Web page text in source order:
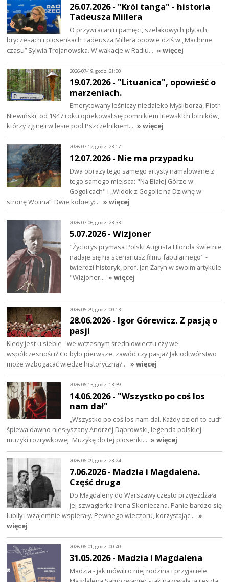
26.07.2026 - "Król tanga" - historia
Tadeusza Millera
O przywracaniu pamięci, szelakowych płytach,
bryczesach i piosenkach Tadeusza Millera opowie dziś w „Machinie
czasu” Sylwia Trojanowska. W wakacje w Radiu… » więcej
2026-07-19, godz. 21:00
19.07.2026 - "Lituanica", opowieść o
marzeniach.
Emerytowany leśniczy niedaleko Myśliborza, Piotr
Niewiński, od 1947 roku opiekował się pomnikiem litewskich lotników,
którzy zginęli w lesie pod Pszczelnikiem… » więcej
2026-07-12, godz. 23:17
12.07.2026 - Nie ma przypadku
Dwa obrazy tego samego artysty namalowane z
tego samego miejsca: "Na Białej Górze w
Gogolicach" i „Widok z Gogolic na Dziwnę w
stronę Wolina”. Dwie kobiety:… » więcej
2026-07-06, godz. 23:33
5.07.2026 - Wizjoner
"Życiorys prymasa Polski Augusta Hlonda świetnie
nadaje się na scenariusz filmu fabularnego" -
twierdzi historyk, prof. Jan Żaryn w swoim artykule
"Wizjoner… » więcej
2026-06-29, godz. 00:13
28.06.2026 - Igor Górewicz. Z pasją o
pasji
Kiedy jest u siebie - we wczesnym średniowieczu czy we
współczesności? Co było pierwsze: zawód czy pasja? Jak odtwórstwo
może wzbogacać wiedzę historyczną?… » więcej
2026-06-15, godz. 13:39
14.06.2026 - "Wszystko po coś los
nam dał"
„Wszystko po coś los nam dał. Każdy dzień to cud”
śpiewa dawno niesłyszany Andrzej Dąbrowski, legenda polskiej
muzyki rozrywkowej. Muzykę do tej piosenki… » więcej
2026-06-09, godz. 23:24
7.06.2026 - Madzia i Magdalena.
Część druga
Do Magdaleny do Warszawy często przyjeżdżała
jej szwagierka Irena Skonieczna. Panie bardzo się
lubiły i wzajemnie wspierały. Pewnego wieczoru, korzystając… »
więcej
2026-06-01, godz. 00:40
31.05.2026 - Madzia i Magdalena
Madzia - jak mówili o niej rodzina i przyjaciele.